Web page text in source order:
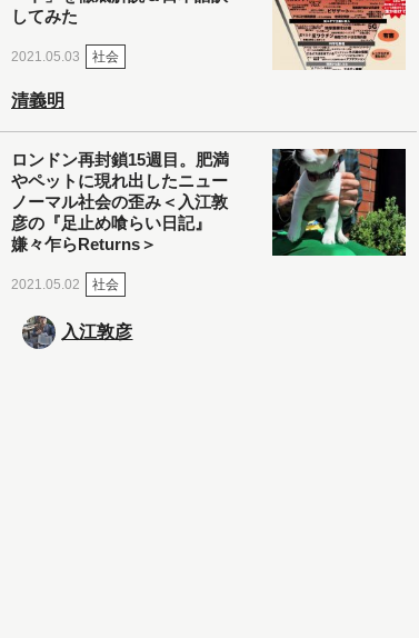
してみた
2021.05.03 社会
清義明
ロンドン再封鎖15週目。肥満
やペットに現れ出したニュー
ノーマル社会の歪み＜入江敦
彦の『足止め喰らい日記』
嫌々乍らReturns＞
2021.05.02 社会
入江敦彦